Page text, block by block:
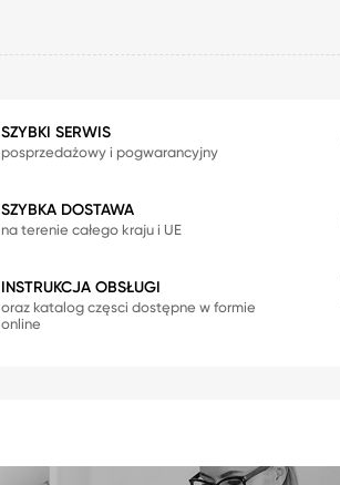
SZYBKI SERWIS
posprzedażowy i pogwarancyjny
SZYBKA DOSTAWA
na terenie całego kraju i UE
INSTRUKCJA OBSŁUGI
oraz katalog częsci dostępne w formie
online